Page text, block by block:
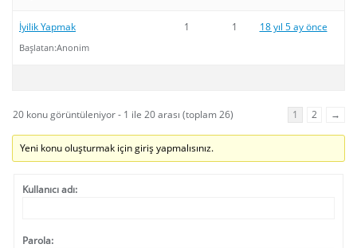
İyilik Yapmak
Başlatan:Anonim
1 1 18 yıl 5 ay önce
20 konu görüntüleniyor - 1 ile 20 arası (toplam 26) 1 2 →
Yeni konu oluşturmak için giriş yapmalısınız.
Kullanıcı adı:
Parola: